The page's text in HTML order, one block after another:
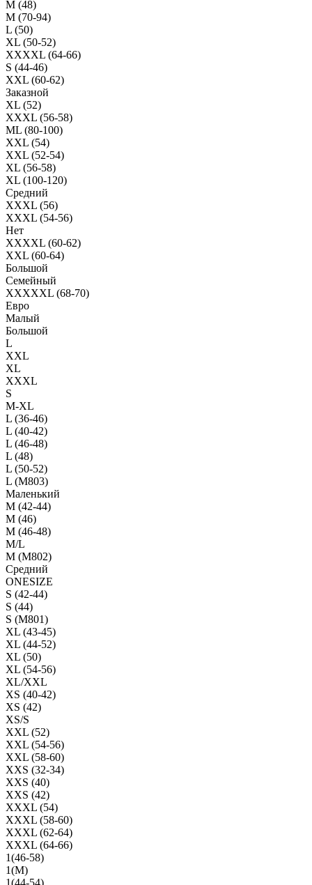
M (48)
M (70-94)
L (50)
XL (50-52)
XXXXL (64-66)
S (44-46)
XXL (60-62)
Заказной
XL (52)
XXXL (56-58)
ML (80-100)
XXL (54)
XXL (52-54)
XL (56-58)
XL (100-120)
Средний
XXXL (56)
XXXL (54-56)
Нет
XXXXL (60-62)
XXL (60-64)
Большой
Семейный
XXXXXL (68-70)
Евро
Малый
Большой
L
XXL
XL
XXXL
S
M-XL
L (36-46)
L (40-42)
L (46-48)
L (48)
L (50-52)
L (M803)
Маленький
М (42-44)
M (46)
M (46-48)
M/L
M (M802)
Средний
ONESIZE
S (42-44)
S (44)
S (M801)
XL (43-45)
XL (44-52)
XL (50)
XL (54-56)
XL/XXL
XS (40-42)
XS (42)
XS/S
XXL (52)
XXL (54-56)
XXL (58-60)
XXS (32-34)
XXS (40)
XXS (42)
XXXL (54)
XXXL (58-60)
XXXL (62-64)
XXXL (64-66)
1(46-58)
1(М)
1(44-54)